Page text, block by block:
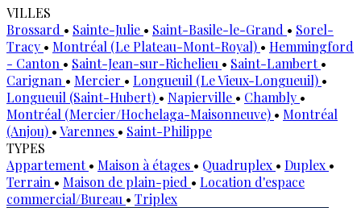
VILLES
Brossard • Sainte-Julie • Saint-Basile-le-Grand • Sorel-
Tracy • Montréal (Le Plateau-Mont-Royal) • Hemmingford
- Canton • Saint-Jean-sur-Richelieu • Saint-Lambert•
Carignan • Mercier • Longueuil (Le Vieux-Longueuil) •
Longueuil (Saint-Hubert) • Napierville • Chambly •
Montréal (Mercier/Hochelaga-Maisonneuve) • Montréal
(Anjou) •Varennes • Saint-Philippe
TYPES
Appartement• Maison à étages • Quadruplex • Duplex •
Terrain • Maison de plain-pied • Location d'espace
commercial/Bureau • Triplex